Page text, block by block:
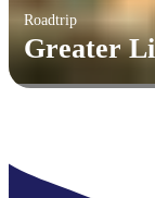
Roadtrip
Greater